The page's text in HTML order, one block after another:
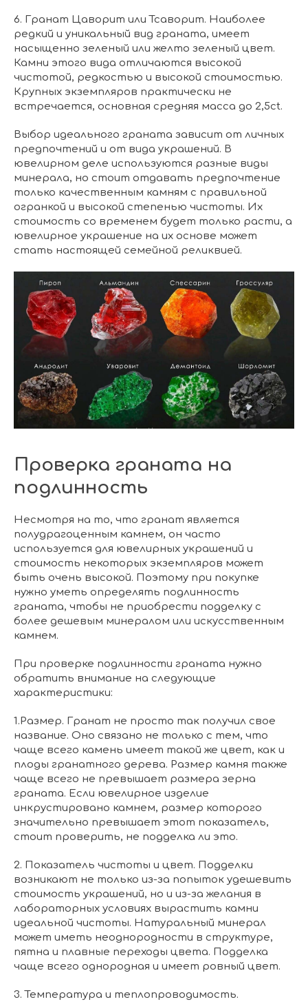
6. Гранат Цаворит или Тсаворит. Наиболее
редкий и уникальный вид граната, имеет
насыщенно зеленый или желто зеленый цвет.
Камни этого вида отличаются высокой
чистотой, редкостью и высокой стоимостью.
Крупных экземпляров практически не
встречается, основная средняя масса до 2,5ct.
Выбор идеального граната зависит от личных
предпочтений и от вида украшений. В
ювелирном деле используются разные виды
минерала, но стоит отдавать предпочтение
только качественным камням с правильной
огранкой и высокой степенью чистоты. Их
стоимость со временем будет только расти, а
ювелирное украшение на их основе может
стать настоящей семейной реликвией.
Проверка граната на
подлинность
Несмотря на то, что гранат является
полудрагоценным камнем, он часто
используется для ювелирных украшений и
стоимость некоторых экземпляров может
быть очень высокой. Поэтому при покупке
нужно уметь определять подлинность
граната, чтобы не приобрести подделку с
более дешевым минералом или искусственным
камнем.
При проверке подлинности граната нужно
обратить внимание на следующие
характеристики:
1.Размер. Гранат не просто так получил свое
название. Оно связано не только с тем, что
чаще всего камень имеет такой же цвет, как и
плоды гранатного дерева. Размер камня также
чаще всего не превышает размера зерна
граната. Если ювелирное изделие
инкрустировано камнем, размер которого
значительно превышает этот показатель,
стоит проверить, не подделка ли это.
2. Показатель чистоты и цвет. Подделки
возникают не только из-за попыток удешевить
стоимость украшений, но и из-за желания в
лабораторных условиях вырастить камни
идеальной чистоты. Натуральный минерал
может иметь неоднородности в структуре,
пятна и плавные переходы цвета. Подделка
чаще всего однородная и имеет ровный цвет.
3. Температура и теплопроводимость.